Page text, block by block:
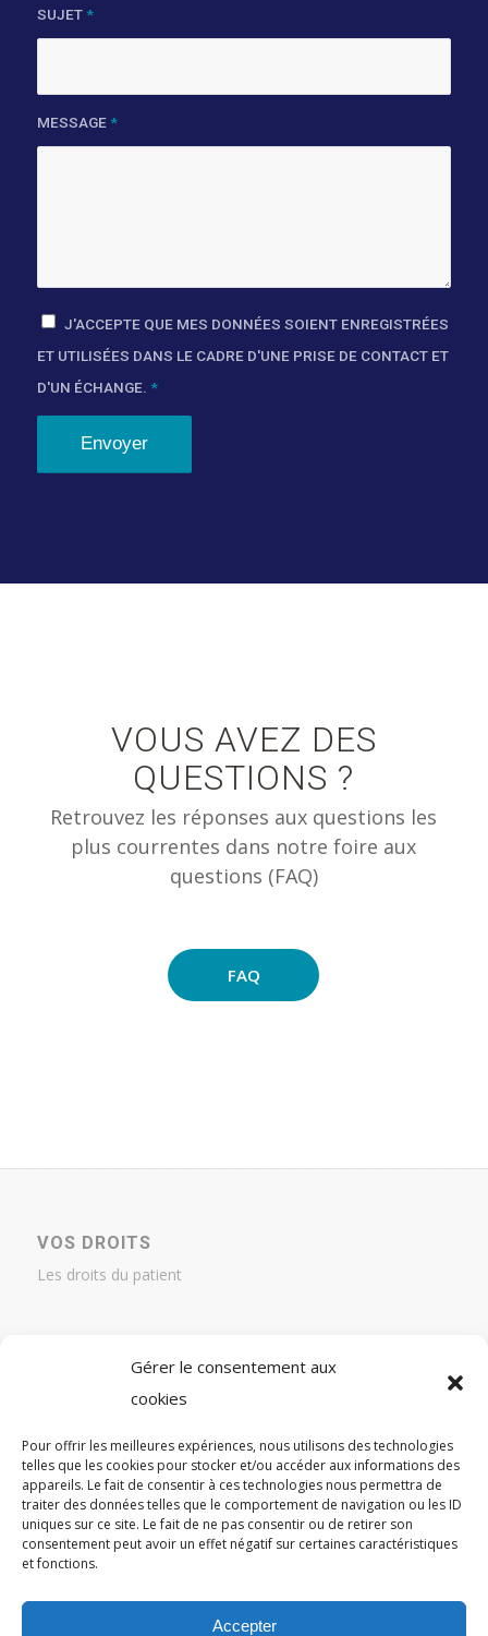
Gérer le consentement aux
cookies
Pour offrir les meilleures expériences, nous utilisons des technologies
telles que les cookies pour stocker et/ou accéder aux informations des
appareils. Le fait de consentir à ces technologies nous permettra de
traiter des données telles que le comportement de navigation ou les ID
uniques sur ce site. Le fait de ne pas consentir ou de retirer son
consentement peut avoir un effet négatif sur certaines caractéristiques
et fonctions.
Accepter
SUJET *
MESSAGE *
J'ACCEPTE QUE MES DONNÉES SOIENT ENREGISTRÉES
ET UTILISÉES DANS LE CADRE D'UNE PRISE DE CONTACT ET
D'UN ÉCHANGE. *
VOUS AVEZ DES
QUESTIONS ?
Retrouvez les réponses aux questions les
plus courrentes dans notre foire aux
questions (FAQ)
FAQ
VOS DROITS
Les droits du patient
MENTIONS LÉGALES
Crédits